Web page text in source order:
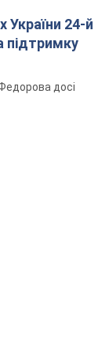
України 24-й
підтримку
досі